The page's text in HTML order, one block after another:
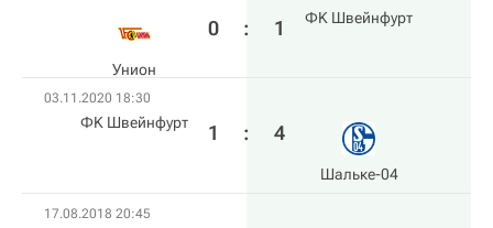
Унион
0 : 1 ФK Швейнфурт
03.11.2020 18:30
ФK Швейнфурт 1 : 4
Шальке-04
17.08.2018 20:45